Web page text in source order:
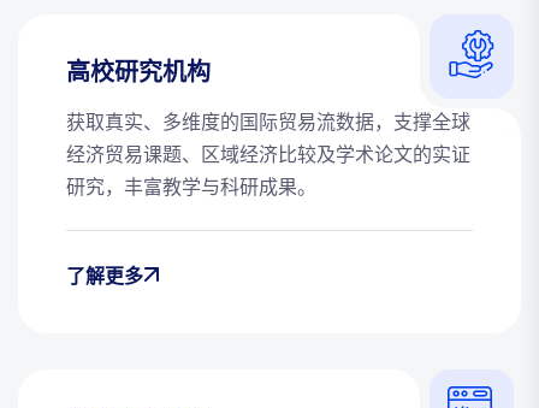
高校研究机构
获取真实、多维度的国际贸易流数据，支撑全球
经济贸易课题、区域经济比较及学术论文的实证
研究，丰富教学与科研成果。
了解更多